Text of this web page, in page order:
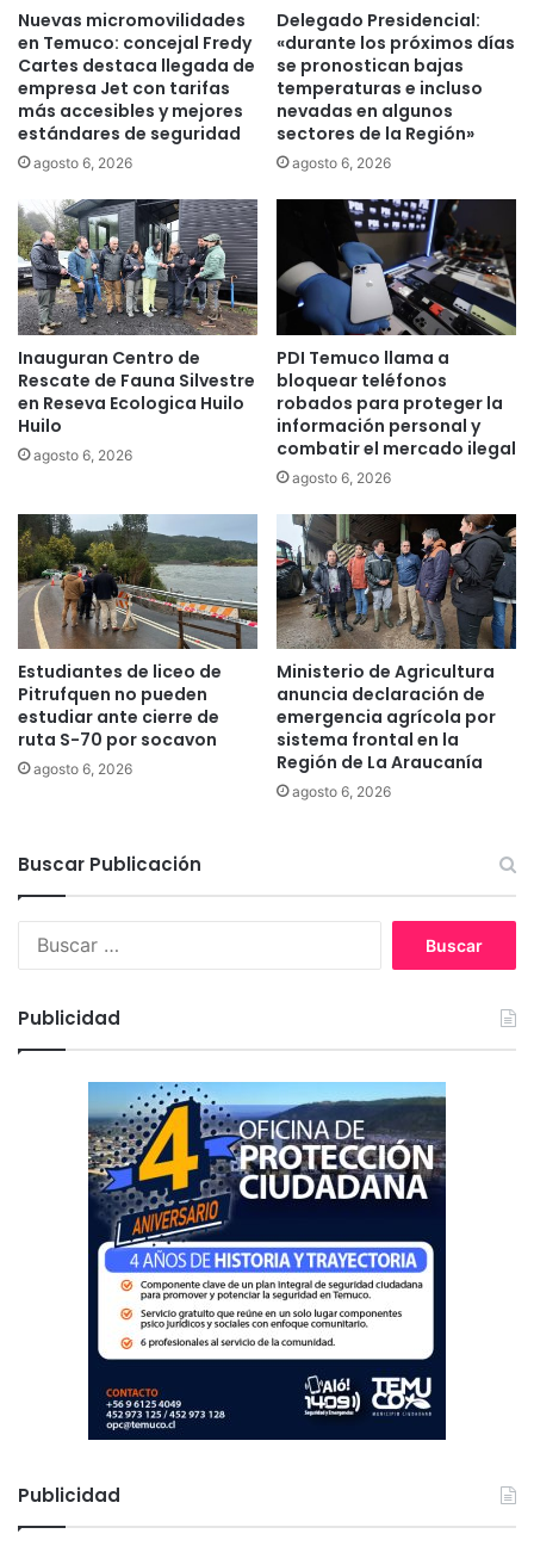
e
l
t
r
a
s
p
o
r
t
e
p
ú
b
l
i
c
o
n
i
d
a
d
s
r
b
n
d
i
m
i
e
n
o
e
n
L
a
A
r
a
u
c
a
í
a
Nuevas micromovilidades
en Temuco: concejal Fredy
Cartes destaca llegada de
empresa Jet con tarifas
más accesibles y mejores
estándares de seguridad
agosto 6, 2026
Delegado Presidencial:
«durante los próximos días
se pronostican bajas
temperaturas e incluso
nevadas en algunos
sectores de la Región»
agosto 6, 2026
Inauguran Centro de
Rescate de Fauna Silvestre
en Reseva Ecologica Huilo
Huilo
agosto 6, 2026
PDI Temuco llama a
bloquear teléfonos
robados para proteger la
información personal y
combatir el mercado ilegal
agosto 6, 2026
Estudiantes de liceo de
Pitrufquen no pueden
estudiar ante cierre de
ruta S-70 por socavon
agosto 6, 2026
Ministerio de Agricultura
anuncia declaración de
emergencia agrícola por
sistema frontal en la
Región de La Araucanía
agosto 6, 2026
Buscar Publicación
:
Publicidad
Publicidad